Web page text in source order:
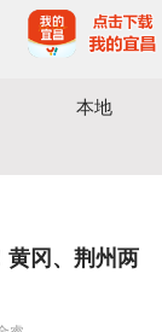
本地
冈、荆州两